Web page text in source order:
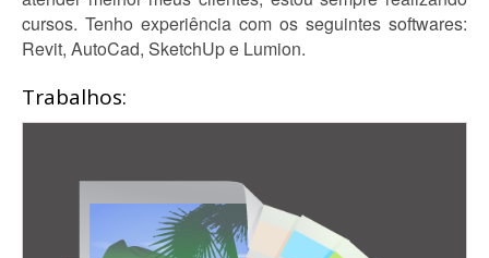
cursos. Tenho experiência com os seguintes softwares:
Revit, AutoCad, SketchUp e Lumion.
Trabalhos: